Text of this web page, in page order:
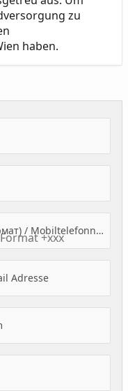
zu
haben.
Міжнародний формат (Міжн. формат) / Mobiltelefonnummer
Adresse(Value Required)